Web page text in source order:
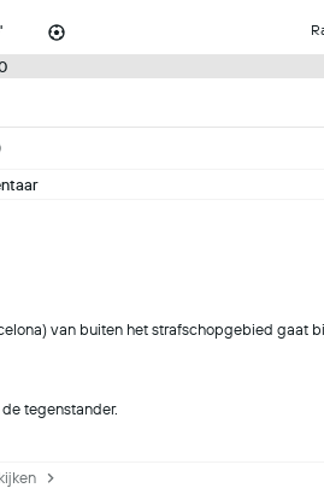
van buiten het strafschopgebied gaat
tegenstander.